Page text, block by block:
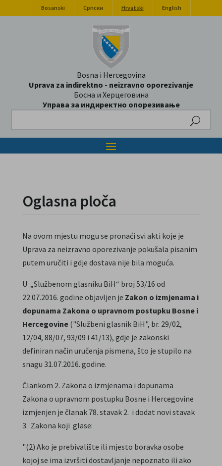
Bosanski Српски Hrvatski English
Bosna i Hercegovina
Uprava za indirektno - neizravno oporezivanje
Босна и Херцеговина
Управа за индиректно опорезивање
Oglasna ploča
Na ovom mjestu mogu se pronaći svi akti koje je
Uprava za neizravno oporezivanje pokušala pisanim
putem uručiti i gdje dostava nije bila moguća.
U „Službenom glasniku BiH“ broj 53/16 od
22.07.2016. godine objavljen je Zakon o izmjenama i
dopunama Zakona o upravnom postupku Bosne i
Hercegovine ("Službeni glasnik BiH", br. 29/02,
12/04, 88/07, 93/09 i 41/13), gdje je zakonski
definiran način uručenja pismena, što je stupilo na
snagu 31.07.2016. godine.
Člankom 2. Zakona o izmjenama i dopunama
Zakona o upravnom postupku Bosne i Hercegovine
izmjenjen je članak 78. stavak 2. i dodat novi stavak
3. Zakona koji glase:
"(2) Ako je prebivalište ili mjesto boravka osobe
kojoj se ima izvršiti dostavljanje nepoznato ili ako